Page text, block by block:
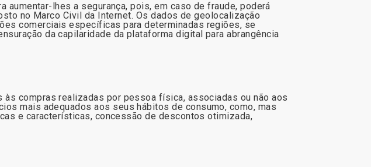
lhes a segurança, pois, em caso de fraude, poderá
no Marco Civil da Internet. Os dados de geolocalização
comerciais específicas para determinadas regiões, se
da capilaridade da plataforma digital para abrangência
compras realizadas por pessoa física, associadas ou não aos
mais adequados aos seus hábitos de consumo, como, mas
e características, concessão de descontos otimizada,